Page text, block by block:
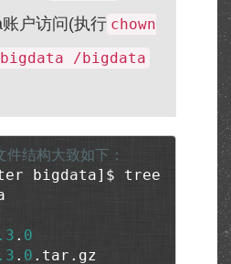
户访问(执行 chown
/bigdata
结构大致如下：
bigdata]$ tree
. 0
. 0 .tar.gz